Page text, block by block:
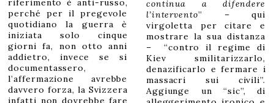
riferimento è anti-russo,
perché per il pregevole
quotidiano la guerra è
iniziata solo cinque
giorni fa, non otto anni
addietro, invece se si
documentassero,
l’affermazione avrebbe
davvero forza, la Svizzera
infatti non dovrebbe fare
continua a difendere
l’intervento” – qui
virgoletta per citare e
mostrare la sua distanza
– “contro il regime di
Kiev smilitarizzarlo,
denazificarlo e fermare i
massacri sui civili”.
Aggiunge un “sic”, di